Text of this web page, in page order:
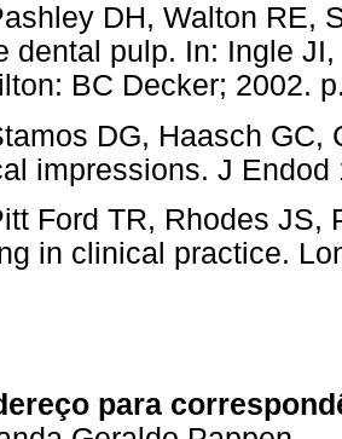
DH, Walton RE,
dental pulp. In: Ingle
BC Decker; 2002.
DG, Haasch GC,
impressions. J Endod
Ford TR, Rhodes JS,
in clinical practice.
para